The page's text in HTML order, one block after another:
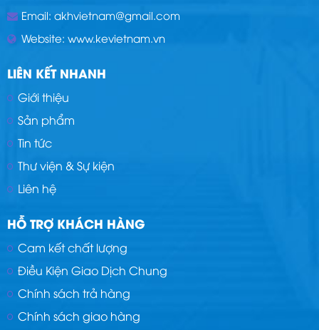
Email: akhvietnam@gmail.com
Website: www.kevietnam.vn
LIÊN KẾT NHANH
Giới thiệu
Sản phẩm
Tin tức
Thư viện & Sự kiện
Liên hệ
HỖ TRỢ KHÁCH HÀNG
Cam kết chất lượng
Điều Kiện Giao Dịch Chung
Chính sách trả hàng
Chính sách giao hàng